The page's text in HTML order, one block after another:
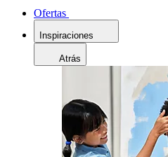
Ofertas
Inspiraciones
Atrás